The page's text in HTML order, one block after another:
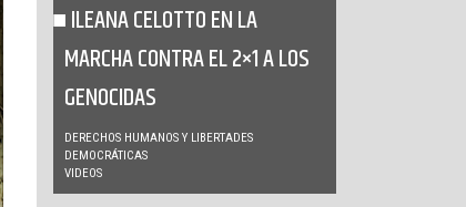
ILEANA CELOTTO EN LA
MARCHA CONTRA EL 2×1 A LOS
GENOCIDAS
DERECHOS HUMANOS Y LIBERTADES
DEMOCRÁTICAS
VIDEOS